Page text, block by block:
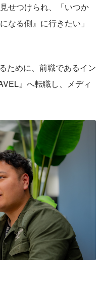
せつけられ、「いつか
なる側』に行きたい」
ために、前職であるイン
』へ転職し、メディ